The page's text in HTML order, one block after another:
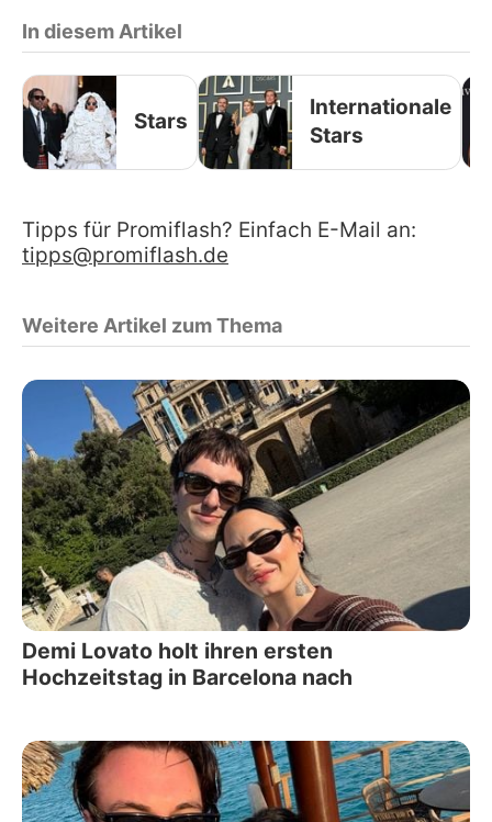
In diesem Artikel
Stars
Internationale
Stars
Tipps für Promiflash? Einfach E-Mail an:
tipps@promiflash.de
Weitere Artikel zum Thema
Demi Lovato holt ihren ersten
Hochzeitstag in Barcelona nach